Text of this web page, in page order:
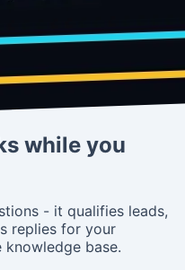
while you
- it qualifies leads,
replies for your
base.